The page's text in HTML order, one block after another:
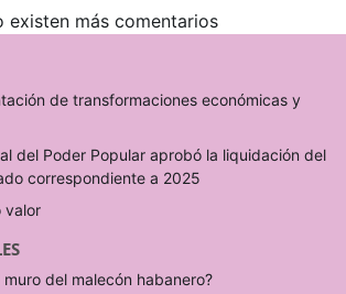
existen más comentarios
de transformaciones económicas y
del Poder Popular aprobó la liquidación del
correspondiente a 2025
valor
muro del malecón habanero?